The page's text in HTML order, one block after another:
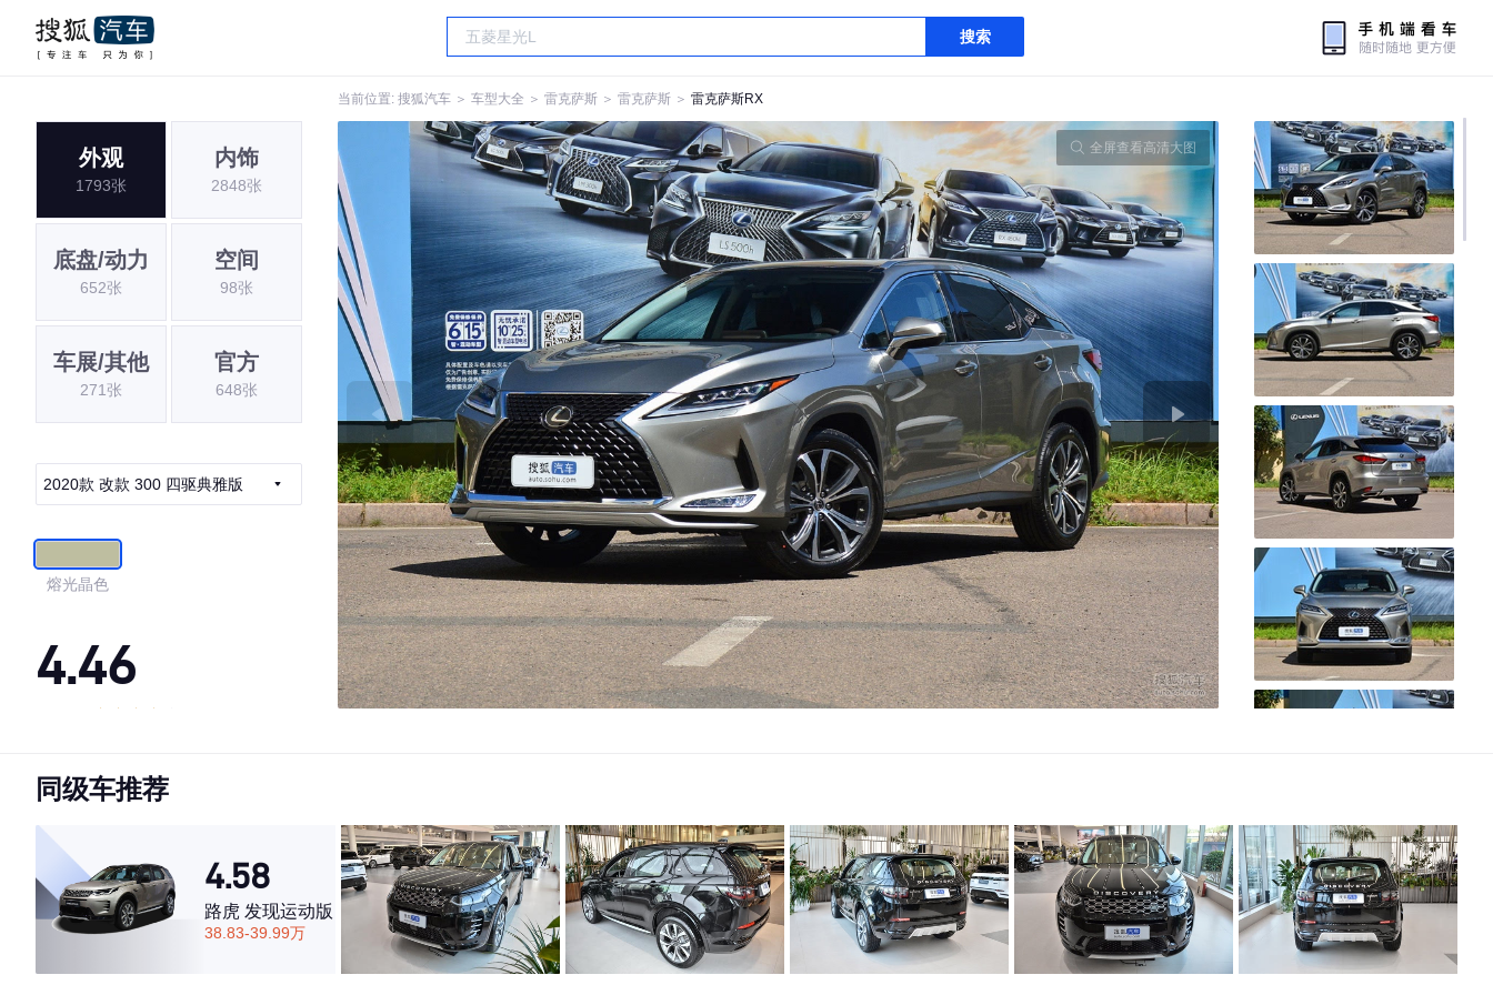
搜索
当前位置: 搜狐汽车 ＞ 车型大全 ＞ 雷克萨斯 ＞ 雷克萨斯 ＞ 雷克萨斯RX
外观
1793张
内饰
2848张
底盘/动力
652张
空间
98张
车展/其他
271张
官方
648张
2020款 改款 300 四驱典雅版
熔光晶色
4.46
·内饰表现一般，低于58%同级车
·空间表现较为优秀，优于58%同级车
全屏查看高清大图
同级车推荐
4.58
路虎 发现运动版
38.83-39.99万